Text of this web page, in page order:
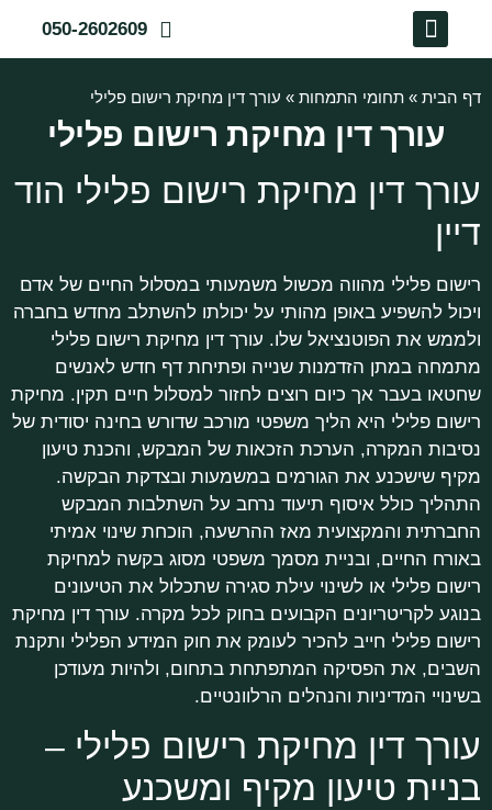
050-2602609
דף הבית » תחומי התמחות » עורך דין מחיקת רישום פלילי
עורך דין מחיקת רישום פלילי
עורך דין מחיקת רישום פלילי הוד
דיין
רישום פלילי מהווה מכשול משמעותי במסלול החיים של אדם
ויכול להשפיע באופן מהותי על יכולתו להשתלב מחדש בחברה
ולממש את הפוטנציאל שלו. עורך דין מחיקת רישום פלילי
מתמחה במתן הזדמנות שנייה ופתיחת דף חדש לאנשים
שחטאו בעבר אך כיום רוצים לחזור למסלול חיים תקין. מחיקת
רישום פלילי היא הליך משפטי מורכב שדורש בחינה יסודית של
נסיבות המקרה, הערכת הזכאות של המבקש, והכנת טיעון
מקיף שישכנע את הגורמים במשמעות ובצדקת הבקשה.
התהליך כולל איסוף תיעוד נרחב על השתלבות המבקש
החברתית והמקצועית מאז ההרשעה, הוכחת שינוי אמיתי
באורח החיים, ובניית מסמך משפטי מסוג בקשה למחיקת
רישום פלילי או לשינוי עילת סגירה שתכלול את הטיעונים
בנוגע לקריטריונים הקבועים בחוק לכל מקרה. עורך דין מחיקת
רישום פלילי חייב להכיר לעומק את חוק המידע הפלילי ותקנת
השבים, את הפסיקה המתפתחת בתחום, ולהיות מעודכן
בשינויי המדיניות והנהלים הרלוונטיים.
עורך דין מחיקת רישום פלילי –
בניית טיעון מקיף ומשכנע